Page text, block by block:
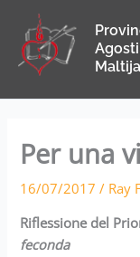
content
Maltija
Per una
16/07/2017/ Ray
Riflessione del
feconda